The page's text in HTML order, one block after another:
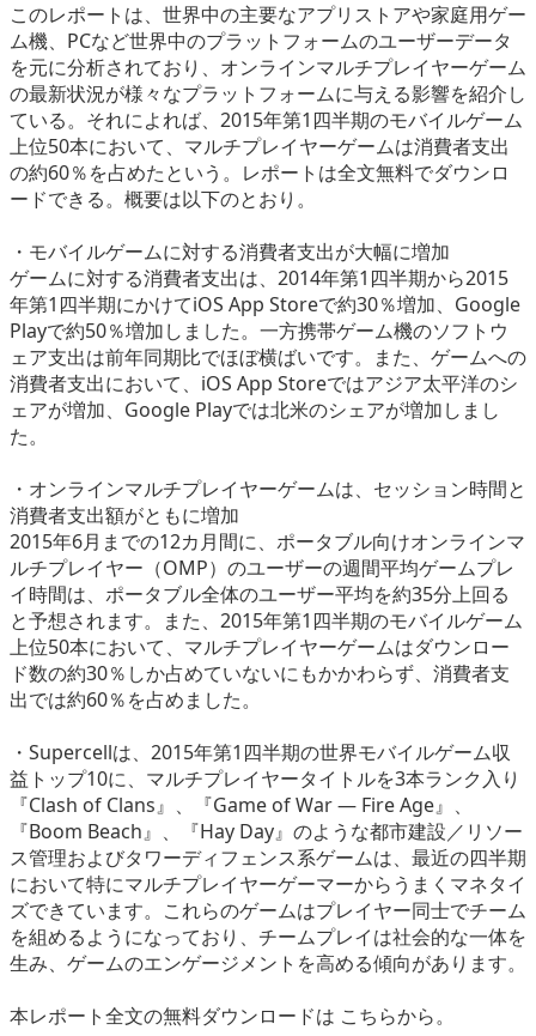
このレポートは、世界中の主要なアプリストアや家庭用ゲー
ム機、PCなど世界中のプラットフォームのユーザーデータ
を元に分析されており、オンラインマルチプレイヤーゲーム
の最新状況が様々なプラットフォームに与える影響を紹介し
ている。それによれば、2015年第1四半期のモバイルゲーム
上位50本において、マルチプレイヤーゲームは消費者支出
の約60％を占めたという。レポートは全文無料でダウンロ
ードできる。概要は以下のとおり。
・モバイルゲームに対する消費者支出が大幅に増加
ゲームに対する消費者支出は、2014年第1四半期から2015
年第1四半期にかけてiOS App Storeで約30％増加、Google
Playで約50％増加しました。一方携帯ゲーム機のソフトウ
ェア支出は前年同期比でほぼ横ばいです。また、ゲームへの
消費者支出において、iOS App Storeではアジア太平洋のシ
ェアが増加、Google Playでは北米のシェアが増加しまし
た。
・オンラインマルチプレイヤーゲームは、セッション時間と
消費者支出額がともに増加
2015年6月までの12カ月間に、ポータブル向けオンラインマ
ルチプレイヤー（OMP）のユーザーの週間平均ゲームプレ
イ時間は、ポータブル全体のユーザー平均を約35分上回る
と予想されます。また、2015年第1四半期のモバイルゲーム
上位50本において、マルチプレイヤーゲームはダウンロー
ド数の約30％しか占めていないにもかかわらず、消費者支
出では約60％を占めました。
・Supercellは、2015年第1四半期の世界モバイルゲーム収
益トップ10に、マルチプレイヤータイトルを3本ランク入り
『Clash of Clans』、『Game of War ― Fire Age』、
『Boom Beach』、『Hay Day』のような都市建設／リソー
ス管理およびタワーディフェンス系ゲームは、最近の四半期
において特にマルチプレイヤーゲーマーからうまくマネタイ
ズできています。これらのゲームはプレイヤー同士でチーム
を組めるようになっており、チームプレイは社会的な一体を
生み、ゲームのエンゲージメントを高める傾向があります。
本レポート全文の無料ダウンロードは こちらから。